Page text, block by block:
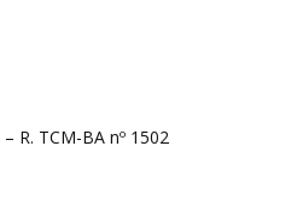
R. TCM-BA nº 1502